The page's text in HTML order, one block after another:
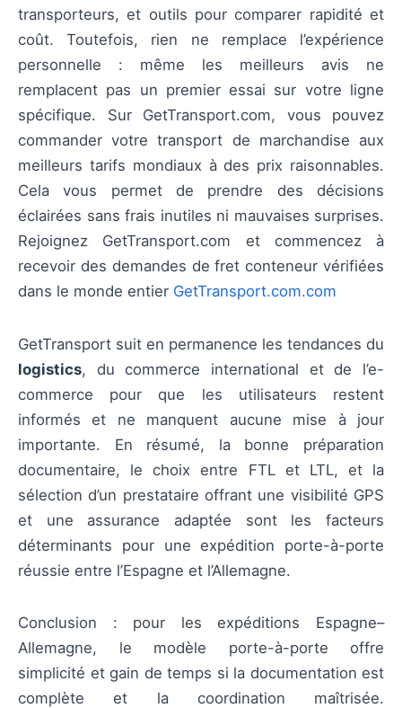
transporteurs, et outils pour comparer rapidité et
coût. Toutefois, rien ne remplace l’expérience
personnelle : même les meilleurs avis ne
remplacent pas un premier essai sur votre ligne
spécifique. Sur GetTransport.com, vous pouvez
commander votre transport de marchandise aux
meilleurs tarifs mondiaux à des prix raisonnables.
Cela vous permet de prendre des décisions
éclairées sans frais inutiles ni mauvaises surprises.
Rejoignez GetTransport.com et commencez à
recevoir des demandes de fret conteneur vérifiées
dans le monde entier GetTransport.com.com
GetTransport suit en permanence les tendances du
logistics, du commerce international et de l’e-
commerce pour que les utilisateurs restent
informés et ne manquent aucune mise à jour
importante. En résumé, la bonne préparation
documentaire, le choix entre FTL et LTL, et la
sélection d’un prestataire offrant une visibilité GPS
et une assurance adaptée sont les facteurs
déterminants pour une expédition porte-à-porte
réussie entre l’Espagne et l’Allemagne.
Conclusion : pour les expéditions Espagne–
Allemagne, le modèle porte-à-porte offre
simplicité et gain de temps si la documentation est
complète et la coordination maîtrisée.